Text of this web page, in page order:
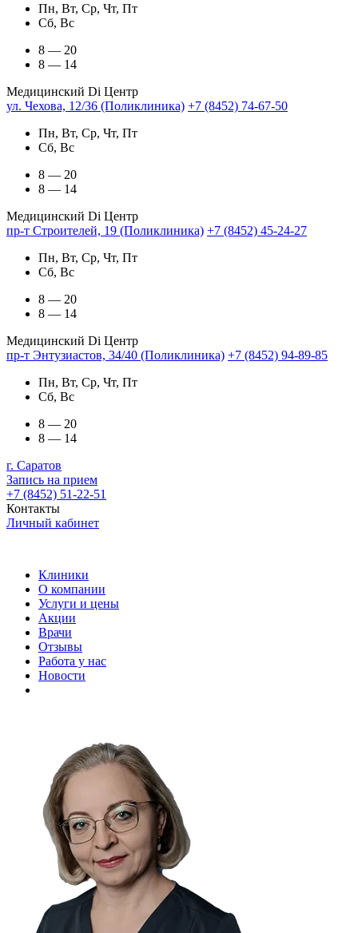
Пн, Вт, Ср, Чт, Пт
Сб, Вс
8 — 20
8 — 14
Медицинский Di Центр
ул. Чехова, 12/36 (Поликлиника) +7 (8452) 74-67-50
Пн, Вт, Ср, Чт, Пт
Сб, Вс
8 — 20
8 — 14
Медицинский Di Центр
пр-т Строителей, 19 (Поликлиника) +7 (8452) 45-24-27
Пн, Вт, Ср, Чт, Пт
Сб, Вс
8 — 20
8 — 14
Медицинский Di Центр
пр-т Энтузиастов, 34/40 (Поликлиника) +7 (8452) 94-89-85
Пн, Вт, Ср, Чт, Пт
Сб, Вс
8 — 20
8 — 14
г. Саратов
Запись на прием
+7 (8452) 51-22-51
Контакты
Личный кабинет
Клиники
О компании
Услуги и цены
Акции
Врачи
Отзывы
Работа у нас
Новости